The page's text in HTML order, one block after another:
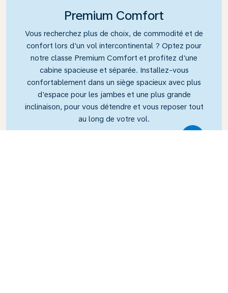
Premium Comfort
Vous recherchez plus de choix, de commodité et de
confort lors d'un vol intercontinental ? Optez pour
notre classe Premium Comfort et profitez d'une
cabine spacieuse et séparée. Installez-vous
confortablement dans un siège spacieux avec plus
d'espace pour les jambes et une plus grande
inclinaison, pour vous détendre et vous reposer tout
au long de votre vol.